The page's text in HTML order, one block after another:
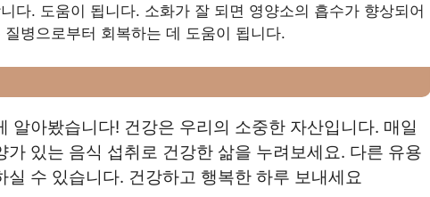
다. 도움이 됩니다. 소화가 잘 되면 영양소의 흡수가 향상되어
병으로부터 회복하는 데 도움이 됩니다.
알아봤습니다! 건강은 우리의 소중한 자산입니다. 매일
있는 음식 섭취로 건강한 삶을 누려보세요. 다른 유용
수 있습니다. 건강하고 행복한 하루 보내세요